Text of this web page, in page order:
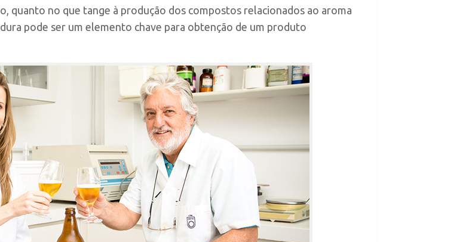
quanto no que tange à produção dos compostos relacionados ao aroma
pode ser um elemento chave para obtenção de um produto